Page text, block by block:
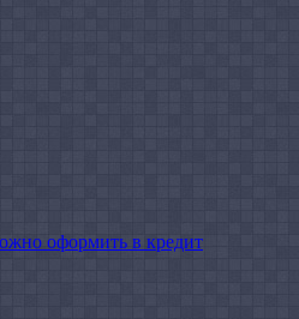
оформить в кредит